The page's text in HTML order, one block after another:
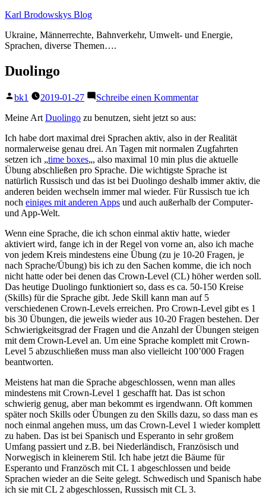
Zum
springen
Karl Brodowskys Blog
Ukraine, Männerrechte, Bahnverkehr, Umwelt- und Energie,
Sprachen, diverse Themen….
Duolingo
Veröffentlicht
bk1 2019-01-27 Schreibe einen Kommentarzu
Meine Art Duolingo zu benutzen, sieht jetzt so aus:
Ich habe dort maximal drei Sprachen aktiv, also in der Realität
normalerweise genau drei. An Tagen mit normalen Zugfahrten
setzen ich „time boxes„, also maximal 10 min plus die aktuelle
Übung abschließen pro Sprache. Die wichtigste Sprache ist
natürlich Russisch und das ist bei Duolingo deshalb immer aktiv, die
anderen beiden wechseln immer mal wieder. Für Russisch tue ich
noch einiges mit anderen Apps und auch außerhalb der Computer-
und App-Welt.
Wenn eine Sprache, die ich schon einmal aktiv hatte, wieder
aktiviert wird, fange ich in der Regel von vorne an, also ich mache
von jedem Kreis mindestens eine Übung (zu je 10-20 Fragen, je
nach Sprache/Übung) bis ich zu den Sachen komme, die ich noch
nicht hatte oder bei denen das Crown-Level (CL) höher werden soll.
Das heutige Duolingo funktioniert so, dass es ca. 50-150 Kreise
(Skills) für die Sprache gibt. Jede Skill kann man auf 5
verschiedenen Crown-Levels erreichen. Pro Crown-Level gibt es 1
bis 30 Übungen, die jeweils wieder aus 10-20 Fragen bestehen. Der
Schwierigkeitsgrad der Fragen und die Anzahl der Übungen steigen
mit dem Crown-Level an. Um eine Sprache komplett mit Crown-
Level 5 abzuschließen muss man also vielleicht 100’000 Fragen
beantworten.
Meistens hat man die Sprache abgeschlossen, wenn man alles
mindestens mit Crown-Level 1 geschafft hat. Das ist schon
schwierig genug, aber man bekommt es irgendwann. Oft kommen
später noch Skills oder Übungen zu den Skills dazu, so dass man es
noch einmal angehen muss, um das Crown-Level 1 wieder komplett
zu haben. Das ist bei Spanisch und Esperanto in sehr großem
Umfang passiert und z.B. bei Niederländisch, Französisch und
Norwegisch in kleinerem Stil. Ich habe jetzt die Bäume für
Esperanto und Französch mit CL 1 abgeschlossen und beide
Sprachen wieder an die Seite gelegt. Schwedisch und Spanisch habe
ich sie mit CL 2 abgeschlossen, Russisch mit CL 3.